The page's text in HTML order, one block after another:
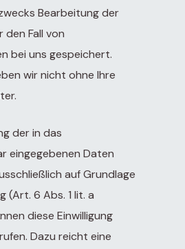
Bearbeitung der
den Fall von
bei uns gespeichert.
wir nicht ohne Ihre
der in das
eingegebenen Daten
auf Grundlage
(Art. 6 Abs. 1 lit. a
diese Einwilligung
Dazu reicht eine